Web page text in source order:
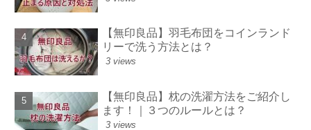
【無印良品】羽毛布団をコインランド
リーで洗う方法とは？
3 views
【無印良品】枕の洗濯方法をご紹介し
ます！｜３つのルールとは？
3 views